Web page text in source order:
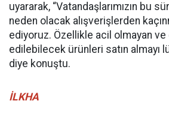
uyararak, “Vatandaşlarımızın bu
neden olacak alışverişlerden
ediyoruz. Özellikle acil olmayan
edilebilecek ürünleri satın almayı
diye konuştu.
İLKHA